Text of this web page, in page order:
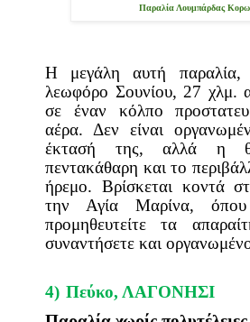
Παραλία Λουμπάρδας
Η μεγάλη αυτή παραλία,
λεωφόρο Σουνίου, 27 χλμ.
σε έναν κόλπο
αέρα. Δεν είναι
έκτασή της, αλλά η
πεντακάθαρη και το
ήρεμο. Βρίσκεται κοντά
την Αγία Μαρίνα, όπου
προμηθευτείτε τα
συναντήσετε και
4) Πεύκο, ΛΑΓΟΝΗΣΙ